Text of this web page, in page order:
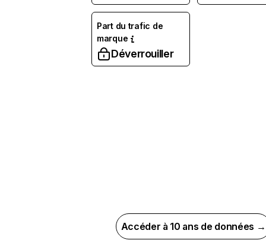
Part du trafic de
marque
Déverrouiller
Accéder à 10 ans de données →